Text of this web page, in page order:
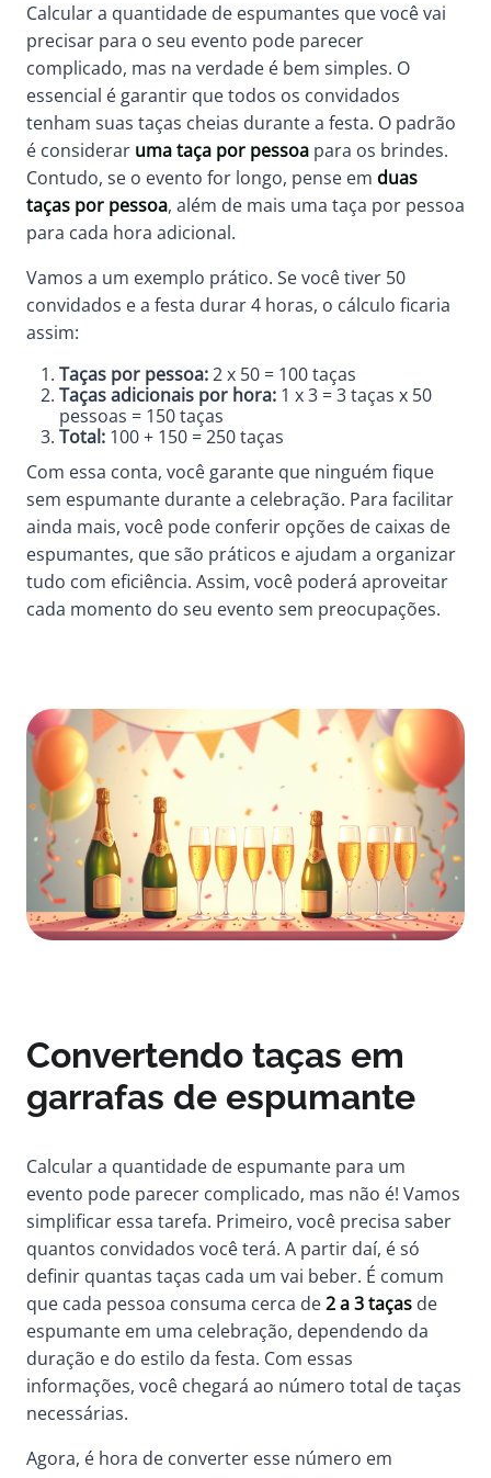
Calcular a quantidade de espumantes que você vai
precisar para o seu evento pode parecer
complicado, mas na verdade é bem simples. O
essencial é garantir que todos os convidados
tenham suas taças cheias durante a festa. O padrão
é considerar uma taça por pessoa para os brindes.
Contudo, se o evento for longo, pense em duas
taças por pessoa, além de mais uma taça por pessoa
para cada hora adicional.
Vamos a um exemplo prático. Se você tiver 50
convidados e a festa durar 4 horas, o cálculo ficaria
assim:
Taças por pessoa:2 x 50 = 100 taças
Taças adicionais por hora: 1 x 3 = 3 taças x 50
pessoas = 150 taças
Total: 100 + 150 = 250 taças
Com essa conta, você garante que ninguém fique
sem espumante durante a celebração. Para facilitar
ainda mais, você pode conferir opções de caixas de
espumantes, que são práticos e ajudam a organizar
tudo com eficiência. Assim, você poderá aproveitar
cada momento do seu evento sem preocupações.
Convertendo taças em
garrafas de espumante
Calcular a quantidade de espumante para um
evento pode parecer complicado, mas não é! Vamos
simplificar essa tarefa. Primeiro, você precisa saber
quantos convidados você terá. A partir daí, é só
definir quantas taças cada um vai beber. É comum
que cada pessoa consuma cerca de2 a 3 taças de
espumante em uma celebração, dependendo da
duração e do estilo da festa. Com essas
informações, você chegará ao número total de taças
necessárias.
Agora, é hora de converter esse número em